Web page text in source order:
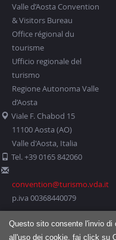
Questo sito consente l'invio
all'uso dei cookie, fai click su
Valle d’Aosta Convention
& Visitors Bureau
Office régional du
tourisme
Ufficio regionale del
turismo
Regione Autonoma Valle
d’Aosta
Viale F. Chabod 15
11100 Aosta (AO)
Valle d'Aosta, Italia
Tel. +39 0165 842060
convention@turismo.vda.it
p.iva 00368440079